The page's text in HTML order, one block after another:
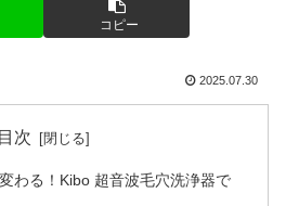
コピー
2025.07.30
目次
わる！Kibo 超音波毛穴洗浄器で